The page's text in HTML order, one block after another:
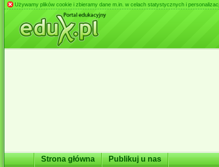
Używamy plików cookie i zbieramy dane m.in. w celach statystycznych i
Strona główna Publikuj u nas